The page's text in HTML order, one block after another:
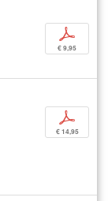
p
€ 9,95
p
€ 14,95